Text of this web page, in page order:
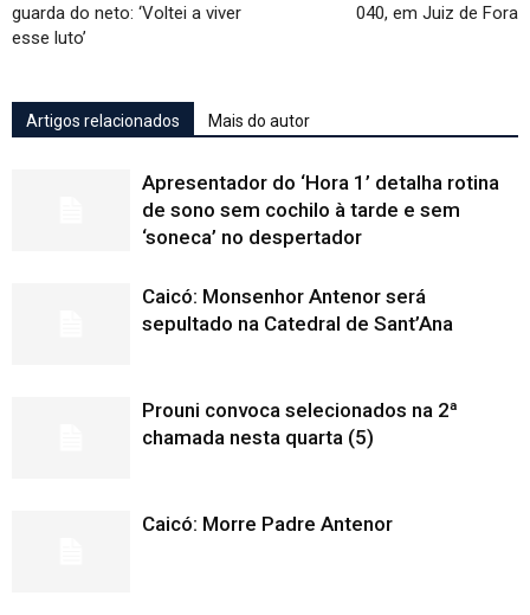
guarda do neto: ‘Voltei a viver
esse luto’
040, em Juiz de Fora
Artigos relacionados Mais do autor
Apresentador do ‘Hora 1’ detalha rotina
de sono sem cochilo à tarde e sem
‘soneca’ no despertador
Caicó: Monsenhor Antenor será
sepultado na Catedral de Sant’Ana
Prouni convoca selecionados na 2ª
chamada nesta quarta (5)
Caicó: Morre Padre Antenor